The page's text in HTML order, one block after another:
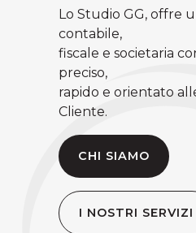
Lo Studio GG, offre
contabile,
fiscale e societaria
preciso,
rapido e orientato
Cliente.
CHI SIAMO
I NOSTRI SERVIZI